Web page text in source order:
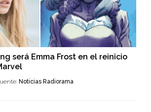
será Emma Frost en el reinicio
Noticias Radiorama